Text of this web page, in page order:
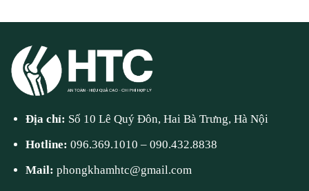
Địa chỉ: Số 10 Lê Quý Đôn, Hai Bà Trưng, Hà Nội
Hotline:096.369.1010 –090.432.8838
Mail:phongkhamhtc@gmail.com